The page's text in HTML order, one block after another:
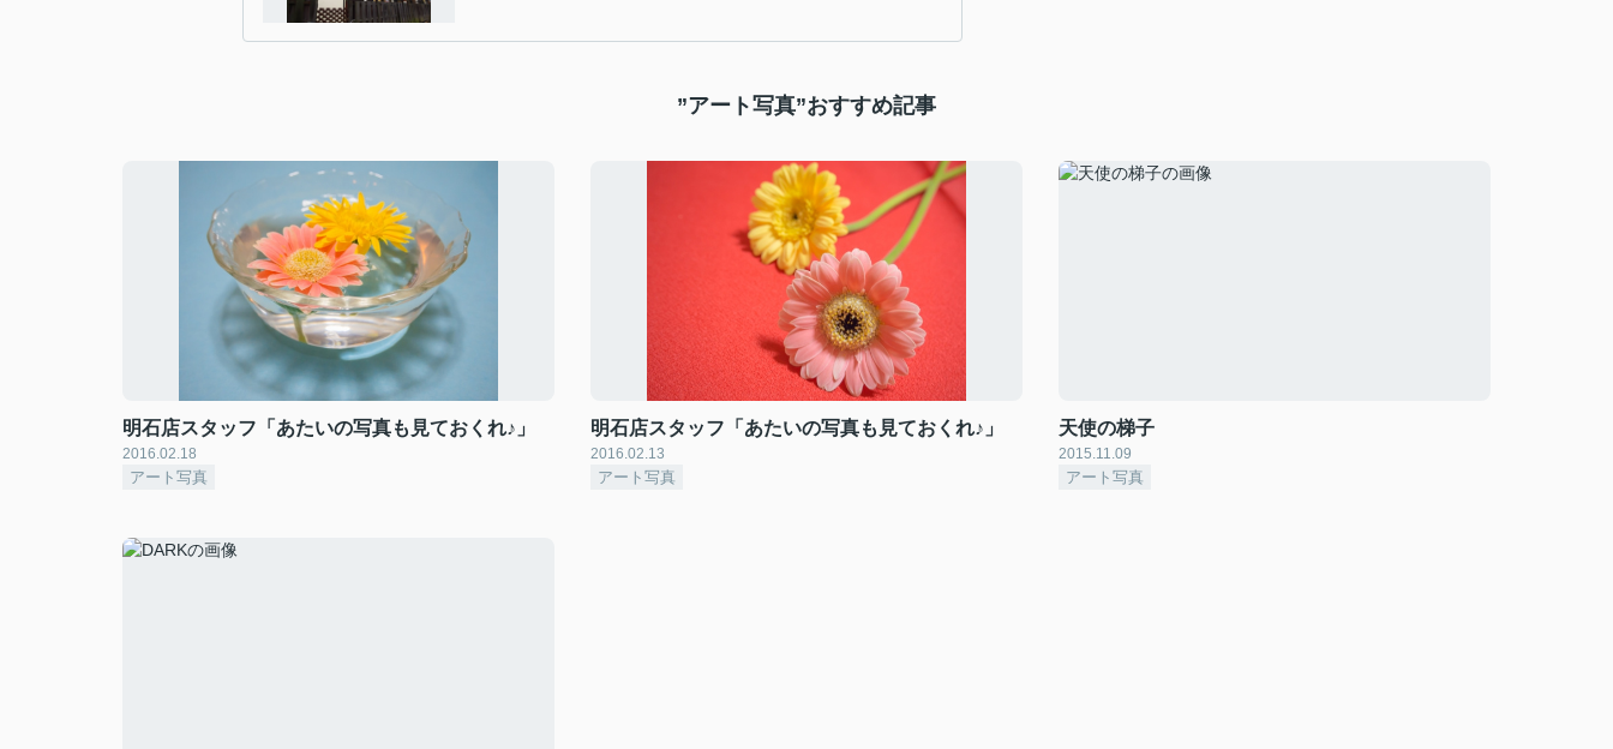
”アート写真”おすすめ記事
明石店スタッフ「あたいの写真も見ておくれ♪」
2016.02.18
アート写真
明石店スタッフ「あたいの写真も見ておくれ♪」
2016.02.13
アート写真
天使の梯子
2015.11.09
アート写真